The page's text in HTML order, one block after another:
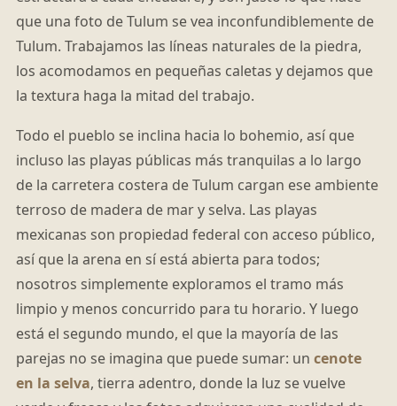
que una foto de Tulum se vea inconfundiblemente de
Tulum. Trabajamos las líneas naturales de la piedra,
los acomodamos en pequeñas caletas y dejamos que
la textura haga la mitad del trabajo.
Todo el pueblo se inclina hacia lo bohemio, así que
incluso las playas públicas más tranquilas a lo largo
de la carretera costera de Tulum cargan ese ambiente
terroso de madera de mar y selva. Las playas
mexicanas son propiedad federal con acceso público,
así que la arena en sí está abierta para todos;
nosotros simplemente exploramos el tramo más
limpio y menos concurrido para tu horario. Y luego
está el segundo mundo, el que la mayoría de las
parejas no se imagina que puede sumar: un cenote
en la selva, tierra adentro, donde la luz se vuelve